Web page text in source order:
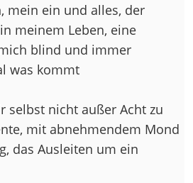
mein ein und alles, der
meinem Leben, eine
blind und immer
was kommt
selbst nicht außer Acht zu
mit abnehmendem Mond
das Ausleiten um ein